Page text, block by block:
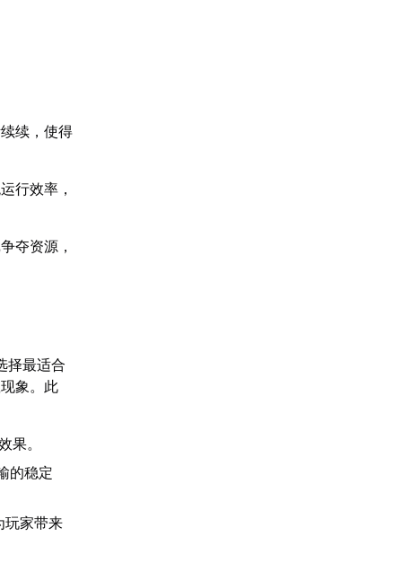
续，使得
行效率，
夺资源，
择最适合
象。此
果。
的稳定
玩家带来